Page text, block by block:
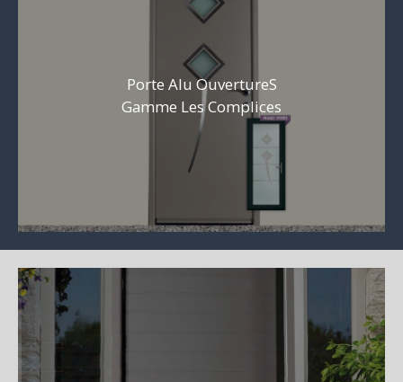
Porte Alu OuvertureS
Gamme Les Complices